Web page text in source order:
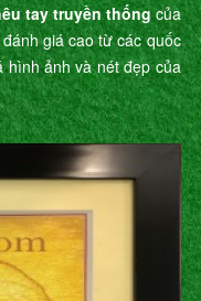
tay truyền thốngcủa
giá cao từ các quốc
hình ảnh và nét đẹp của